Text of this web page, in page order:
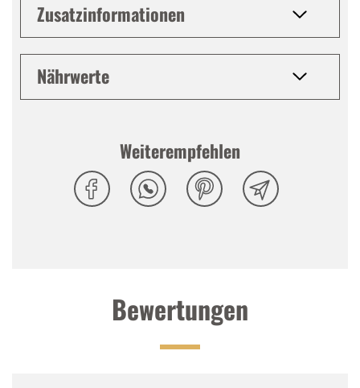
Menge Honig, die dem beliebten Eistee aus grünem
unverkennbaren Geschmack verleiht.
künstlichen Konservierungsstoffe. AriZona Zero
Sugar Green Tea ist glutenfrei, kalorienarm und
schmeckt unglaublich erfrischend.
Dezent süss, Grüntee mit ausgewogener
Dezent süss mit Honignoten
Zusatzinformationen
Nährwerte
Weiterempfehlen
Bewertungen